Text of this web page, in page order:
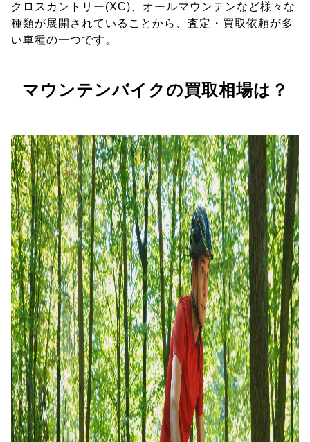
クロスカントリー(XC)、オールマウンテンなど様々な
種類が展開されていることから、査定・買取依頼が多
い車種の一つです。
マウンテンバイクの買取相場は？